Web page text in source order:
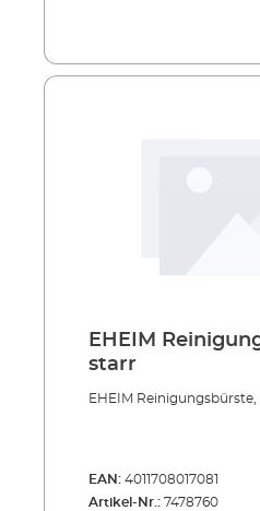
EHEIM
starr
EHEIM Reinigungsbürste,
EAN: 4011708017081
Artikel-Nr.: 7478760